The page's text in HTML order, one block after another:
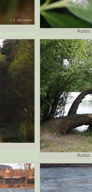
Autor:
Autor: